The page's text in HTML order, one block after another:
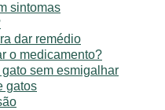
sintomas
dar remédio
o medicamento?
sem esmigalhar
gatos